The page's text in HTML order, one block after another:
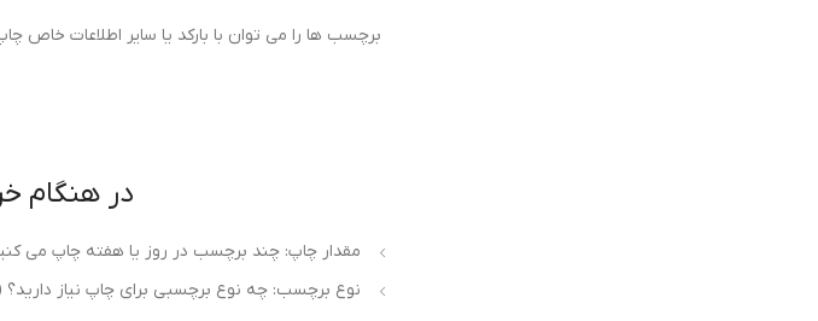
برچسب ها را می توان با بارکد یا سایر اطلاعات خاص
در هنگام
مقدار چاپ: چند برچسب در روز یا هفته چاپ می
نوع برچسب: چه نوع برچسبی برای چاپ نیاز